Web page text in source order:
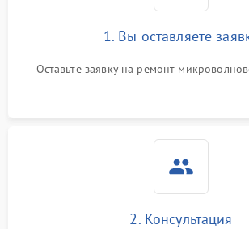
1. Вы оставляете
Оставьте заявку на ремонт
2. Консультация